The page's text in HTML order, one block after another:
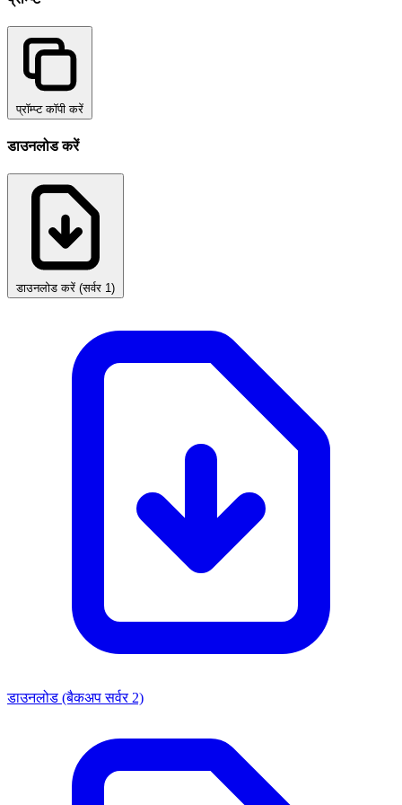
प्रॉम्प्ट कॉपी करें
डाउनलोड करें
डाउनलोड करें (सर्वर 1)
डाउनलोड (बैकअप सर्वर 2)